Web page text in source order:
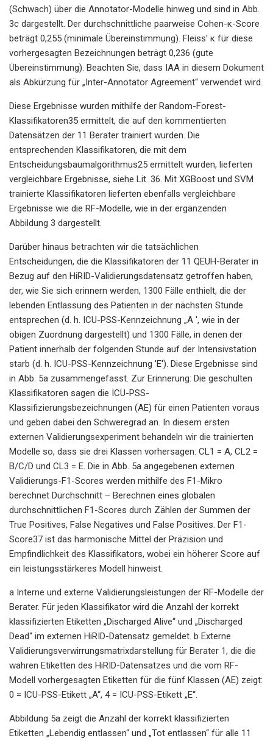
(Schwach) über die Annotator-Modelle hinweg und sind in Abb.
3c dargestellt. Der durchschnittliche paarweise Cohen-κ-Score
beträgt 0,255 (minimale Übereinstimmung). Fleiss' κ für diese
vorhergesagten Bezeichnungen beträgt 0,236 (gute
Übereinstimmung). Beachten Sie, dass IAA in diesem Dokument
als Abkürzung für „Inter-Annotator Agreement“ verwendet wird.
Diese Ergebnisse wurden mithilfe der Random-Forest-
Klassifikatoren35 ermittelt, die auf den kommentierten
Datensätzen der 11 Berater trainiert wurden. Die
entsprechenden Klassifikatoren, die mit dem
Entscheidungsbaumalgorithmus25 ermittelt wurden, lieferten
vergleichbare Ergebnisse, siehe Lit. 36. Mit XGBoost und SVM
trainierte Klassifikatoren lieferten ebenfalls vergleichbare
Ergebnisse wie die RF-Modelle, wie in der ergänzenden
Abbildung 3 dargestellt.
Darüber hinaus betrachten wir die tatsächlichen
Entscheidungen, die die Klassifikatoren der 11 QEUH-Berater in
Bezug auf den HiRID-Validierungsdatensatz getroffen haben,
der, wie Sie sich erinnern werden, 1300 Fälle enthielt, die der
lebenden Entlassung des Patienten in der nächsten Stunde
entsprechen (d. h. ICU-PSS-Kennzeichnung „A ', wie in der
obigen Zuordnung dargestellt) und 1300 Fälle, in denen der
Patient innerhalb der folgenden Stunde auf der Intensivstation
starb (d. h. ICU-PSS-Kennzeichnung 'E'). Diese Ergebnisse sind
in Abb. 5a zusammengefasst. Zur Erinnerung: Die geschulten
Klassifikatoren sagen die ICU-PSS-
Klassifizierungsbezeichnungen (AE) für einen Patienten voraus
und geben dabei den Schweregrad an. In diesem ersten
externen Validierungsexperiment behandeln wir die trainierten
Modelle so, dass sie drei Klassen vorhersagen: CL1 = A, CL2 =
B/C/D und CL3 = E. Die in Abb. 5a angegebenen externen
Validierungs-F1-Scores werden mithilfe des F1-Mikro
berechnet Durchschnitt – Berechnen eines globalen
durchschnittlichen F1-Scores durch Zählen der Summen der
True Positives, False Negatives und False Positives. Der F1-
Score37 ist das harmonische Mittel der Präzision und
Empfindlichkeit des Klassifikators, wobei ein höherer Score auf
ein leistungsstärkeres Modell hinweist.
a Interne und externe Validierungsleistungen der RF-Modelle der
Berater. Für jeden Klassifikator wird die Anzahl der korrekt
klassifizierten Etiketten „Discharged Alive“ und „Discharged
Dead“ im externen HiRID-Datensatz gemeldet. b Externe
Validierungsverwirrungsmatrixdarstellung für Berater 1, die die
wahren Etiketten des HiRID-Datensatzes und die vom RF-
Modell vorhergesagten Etiketten für die fünf Klassen (AE) zeigt:
0 = ICU-PSS-Etikett „A“, 4 = ICU-PSS-Etikett „E“.
Abbildung 5a zeigt die Anzahl der korrekt klassifizierten
Etiketten „Lebendig entlassen“ und „Tot entlassen“ für alle 11